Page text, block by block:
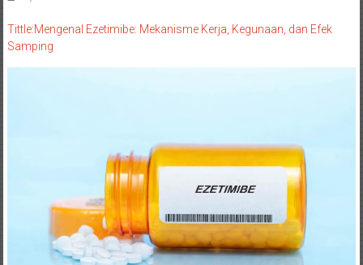
Tittle:Mengenal Ezetimibe: Mekanisme Kerja, Kegunaan, dan Efek
Samping